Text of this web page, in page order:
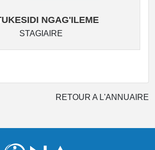
NGAG'ILEME
STAGIAIRE
RETOUR A L'ANNUAIRE